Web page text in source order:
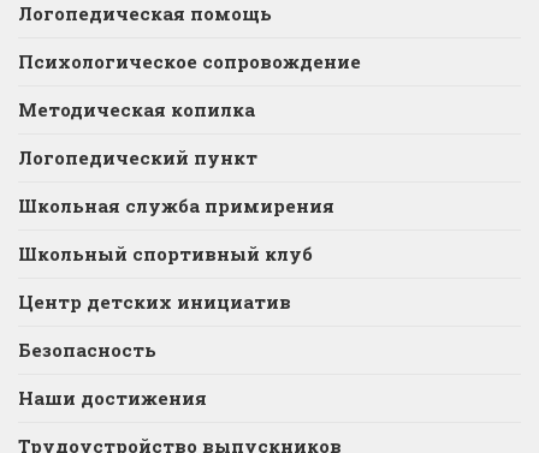
Логопедическая помощь
Психологическое сопровождение
Методическая копилка
Логопедический пункт
Школьная служба примирения
Школьный спортивный клуб
Центр детских инициатив
Безопасность
Наши достижения
Трудоустройство выпускников